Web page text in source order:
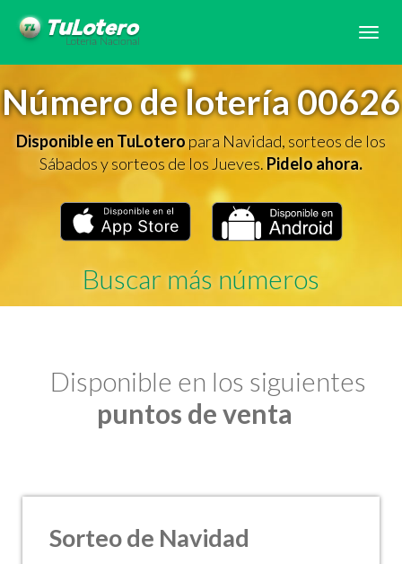
Número de lotería 00626
Disponible en TuLoteropara Navidad, sorteos de los
Sábados y sorteos de los Jueves.Pidelo ahora.
Buscar más números
Disponible en los siguientes
puntos de venta
Sorteo de Navidad